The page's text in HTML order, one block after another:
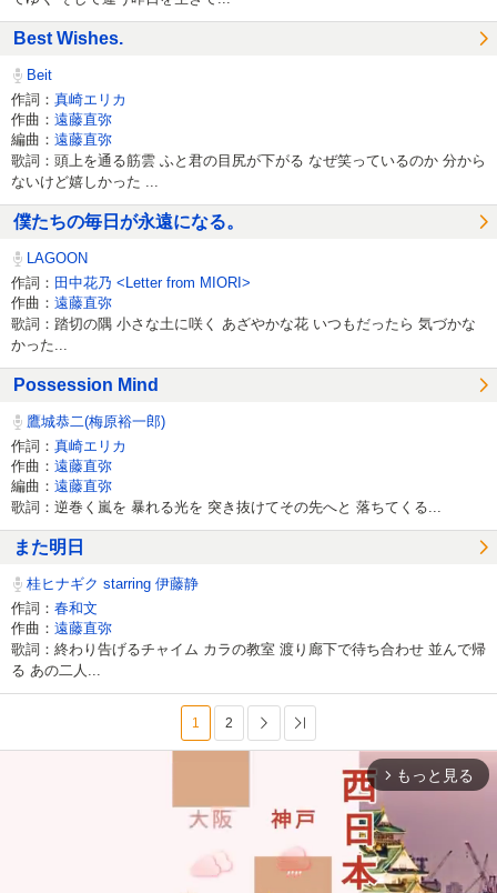
Best Wishes.
Beit
作詞： 真崎エリカ
作曲： 遠藤直弥
編曲： 遠藤直弥
歌詞：頭上を通る筋雲 ふと君の目尻が下がる なぜ笑っているのか 分から
ないけど嬉しかった ...
僕たちの毎日が永遠になる。
LAGOON
作詞： 田中花乃 <Letter from MIORI>
作曲： 遠藤直弥
歌詞：踏切の隅 小さな土に咲く あざやかな花 いつもだったら 気づかな
かった...
Possession Mind
鷹城恭二(梅原裕一郎)
作詞： 真崎エリカ
作曲： 遠藤直弥
編曲： 遠藤直弥
歌詞：逆巻く嵐を 暴れる光を 突き抜けてその先へと 落ちてくる...
また明日
桂ヒナギク starring 伊藤静
作詞： 春和文
作曲： 遠藤直弥
歌詞：終わり告げるチャイム カラの教室 渡り廊下で待ち合わせ 並んで帰
る あの二人...
1 2 次へ
arrow_forward_ios もっと見る